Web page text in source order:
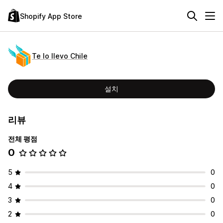
Shopify App Store
Te lo llevo Chile
설치
리뷰
전체 평점
0
5
0
4
0
3
0
2
0